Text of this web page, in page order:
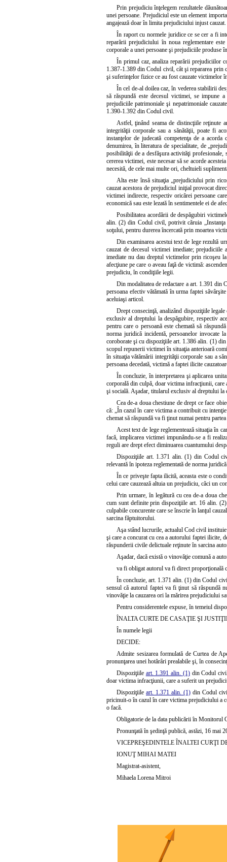
Prin prejudiciu înţelegem rezultatele
unei persoane. Prejudiciul este un element
angajează doar în limita prejudiciului injust cauzat.
În raport cu normele juridice ce se cer a fi
reparării prejudiciului în noua reglementare
corporale a unei persoane şi prejudiciile produse
În primul caz, analiza reparării prejudiciilor
1.387-1.389 din Codul civil, cât şi repararea prin
şi suferinţelor fizice ce au fost cauzate victimelor
În cel de-al doilea caz, în vederea stabilirii
să răspundă este decesul victimei, se impune
prejudiciile patrimoniale şi nepatrimoniale
1.390-1.392 din Codul civil.
Astfel, ţinând seama de distincţiile reţinute
integrităţii corporale sau a sănătăţii, poate fi
instanţelor de judecată competenţa de a
denumirea, în literatura de specialitate, de
posibilităţii de a desfăşura activităţi profesionale,
cererea victimei, este necesar să se acorde
necesită, de cele mai multe ori, cheltuieli
Alta este însă situaţia „prejudiciului prin
cauzat acestora de prejudiciul iniţial provocat
victimei indirecte, respectiv oricărei persoane
economică sau este lezată în sentimentele ei de
Posibilitatea acordării de despăgubiri
alin. (2) din Codul civil, potrivit căruia „Instanţa
soţului, pentru durerea încercată prin moartea
Din examinarea acestui text de lege rezultă
cauzat de decesul victimei imediate;
imediate nu dau dreptul victimelor prin ricoşeu
afecţiune pe care o aveau faţă de victimă:
prejudiciu, în condiţiile legii.
Din modalitatea de redactare a art. 1.391
persoana efectiv vătămată în urma faptei
aceluiaşi articol.
Drept consecinţă, analizând dispoziţiile
exclusiv al dreptului la despăgubire, respectiv
pentru care o persoană este chemată să
norma juridică incidentă, persoanelor
coroborate şi cu dispoziţiile art. 1.386 alin. (1)
scopul repunerii victimei în situaţia anterioară
în situaţia vătămării integrităţii corporale sau a
persoana decedată, victimă a faptei ilicite
În concluzie, în interpretarea şi aplicarea
corporală din culpă, doar victima infracţiunii, care
şi socială. Aşadar, titularul exclusiv al dreptului
Cea de-a doua chestiune de drept ce face
că: „În cazul în care victima a contribuit cu
chemat să răspundă va fi ţinut numai pentru
Acest text de lege reglementează situaţia în
facă, implicarea victimei impunându-se a fi
reguli are drept efect diminuarea cuantumului
Dispoziţiile art. 1.371 alin. (1) din Codul
relevantă în ipoteza reglementată de norma
În ce priveşte fapta ilicită, aceasta este o
celui care cauzează altuia un prejudiciu, căci un
Prin urmare, în legătură cu cea de-a doua
cum sunt definite prin dispoziţiile art. 16 alin.
culpabile concurente care se înscrie în lanţul
sarcina făptuitorului.
Aşa stând lucrurile, actualul Cod civil
şi care a concurat cu cea a autorului faptei ilicite,
răspunderii civile delictuale reţinute în sarcina
Aşadar, dacă există o vinovăţie comună a
va fi obligat autorul va fi direct proporţională
În concluzie, art. 1.371 alin. (1) din Codul
sensul că autorul faptei va fi ţinut să răspundă
vinovăţie la cauzarea ori la mărirea prejudiciului
Pentru considerentele expuse, în temeiul
ÎNALTA CURTE DE CASAŢIE ŞI
În numele legii
DECIDE:
Admite sesizarea formulată de Curtea de
pronunţarea unei hotărâri prealabile şi, în
Dispoziţiile art. 1.391 alin. (1) din Codul
doar victima infracţiunii, care a suferit un
Dispoziţiileart. 1.371 alin. (1) din Codul
pricinuit-o în cazul în care victima prejudiciului a
o facă.
Obligatorie de la data publicării în Monitorul
Pronunţată în şedinţă publică, astăzi, 16 mai
VICEPREŞEDINTELE ÎNALTEI CURŢI
IONUŢ MIHAI MATEI
Magistrat-asistent,
Mihaela Lorena Mitroi